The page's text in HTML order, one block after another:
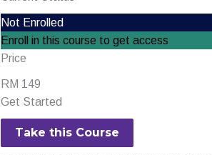
Not Enrolled
Enroll in this course to get access
Price
RM 149
Get Started
Take this Course